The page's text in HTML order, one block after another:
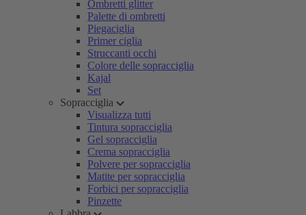
Ombretti glitter
Palette di ombretti
Piegaciglia
Primer ciglia
Struccanti occhi
Colore delle sopracciglia
Kajal
Set
Sopracciglia
Visualizza tutti
Tintura sopracciglia
Gel sopracciglia
Crema sopracciglia
Polvere per sopracciglia
Matite per sopracciglia
Forbici per sopracciglia
Pinzette